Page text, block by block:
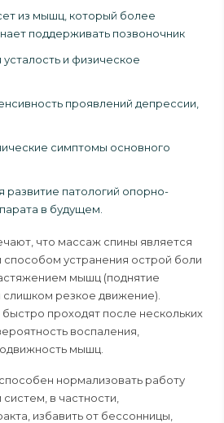
из мышц, который более
поддерживать позвоночник
и физическое
проявлений депрессии,
симптомы основного
развитие патологий опорно-
в будущем.
что массаж спины является
устранения острой боли
мышц (поднятие
резкое движение).
проходят после нескольких
воспаления,
мышц.
нормализовать работу
в частности,
избавить от бессонницы,